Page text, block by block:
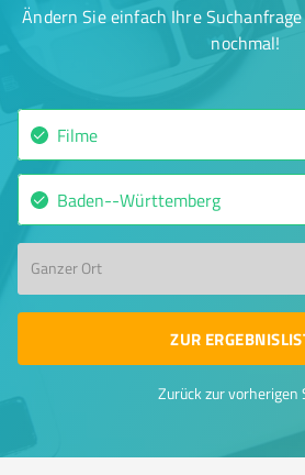
Ändern Sie einfach Ihre
nochmal!
Ganzer Ort
ZUR
Zurück zur vorherigen